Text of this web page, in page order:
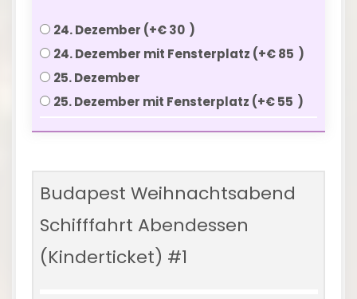
24. Dezember (+€30 )
24. Dezember mit Fensterplatz (+€85 )
25. Dezember
25. Dezember mit Fensterplatz (+€55 )
Budapest Weihnachtsabend
Schifffahrt Abendessen
(Kinderticket) #1